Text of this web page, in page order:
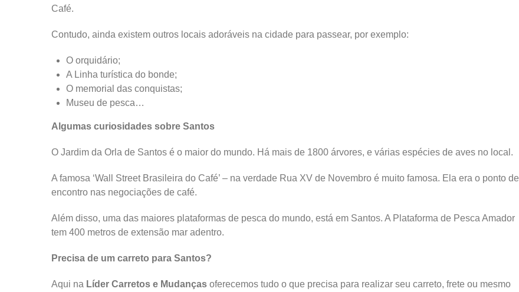
Café.
Contudo, ainda existem outros locais adoráveis na cidade para passear, por exemplo:
O orquidário;
A Linha turística do bonde;
O memorial das conquistas;
Museu de pesca…
Algumas curiosidades sobre Santos
O Jardim da Orla de Santos é o maior do mundo. Há mais de 1800 árvores, e várias espécies de aves no local.
A famosa ‘Wall Street Brasileira do Café’ – na verdade Rua XV de Novembro é muito famosa. Ela era o ponto de
encontro nas negociações de café.
Além disso, uma das maiores plataformas de pesca do mundo, está em Santos. A Plataforma de Pesca Amador
tem 400 metros de extensão mar adentro.
Precisa de um carreto para Santos?
Aqui na Líder Carretos e Mudanças oferecemos tudo o que precisa para realizar seu carreto, frete ou mesmo